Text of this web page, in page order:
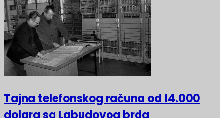
Tajna telefonskog računa od 14.000
dolara sa Labudovog brda